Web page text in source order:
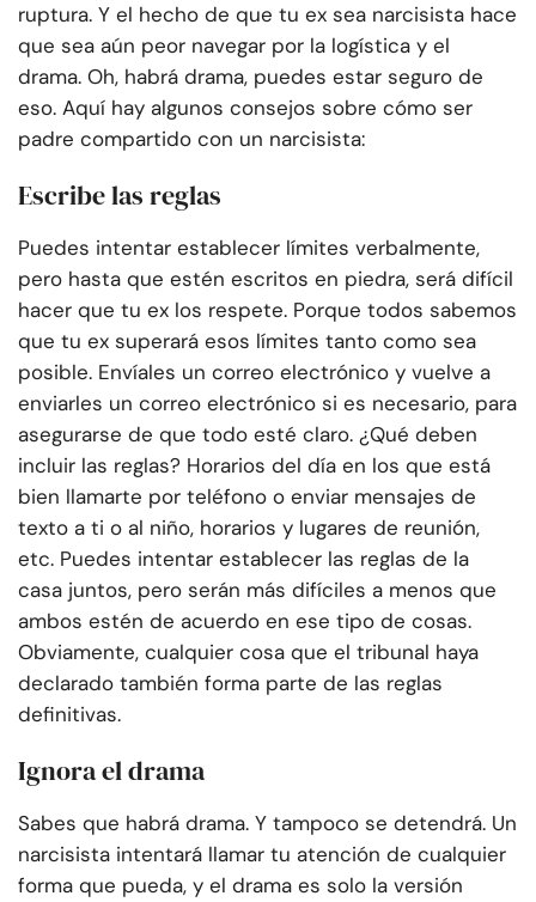
ruptura. Y el hecho de que tu ex sea narcisista hace
que sea aún peor navegar por la logística y el
drama. Oh, habrá drama, puedes estar seguro de
eso. Aquí hay algunos consejos sobre cómo ser
padre compartido con un narcisista:
Escribe las reglas
Puedes intentar establecer límites verbalmente,
pero hasta que estén escritos en piedra, será difícil
hacer que tu ex los respete. Porque todos sabemos
que tu ex superará esos límites tanto como sea
posible. Envíales un correo electrónico y vuelve a
enviarles un correo electrónico si es necesario, para
asegurarse de que todo esté claro. ¿Qué deben
incluir las reglas? Horarios del día en los que está
bien llamarte por teléfono o enviar mensajes de
texto a ti o al niño, horarios y lugares de reunión,
etc. Puedes intentar establecer las reglas de la
casa juntos, pero serán más difíciles a menos que
ambos estén de acuerdo en ese tipo de cosas.
Obviamente, cualquier cosa que el tribunal haya
declarado también forma parte de las reglas
definitivas.
Ignora el drama
Sabes que habrá drama. Y tampoco se detendrá. Un
narcisista intentará llamar tu atención de cualquier
forma que pueda, y el drama es solo la versión